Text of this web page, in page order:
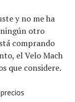
y no me ha
ningún otro
comprando
el Velo Mach
que considere.